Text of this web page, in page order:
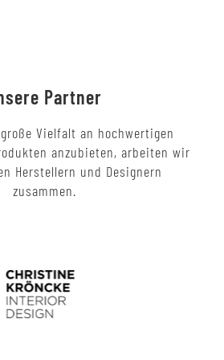
Partner
Vielfalt an hochwertigen
anzubieten, arbeiten wir
Herstellern und Designern
zusammen.